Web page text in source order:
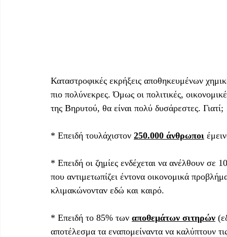
Καταστροφικές εκρήξεις αποθηκευμένων
πιο πολύνεκρες. Όμως οι πολιτικές,
της Βηρυτού, θα είναι πολύ δυσάρεστες. Γιατί;
* Επειδή τουλάχιστον 250.000 άνθρωποι
* Επειδή οι ζημίες ενδέχεται να ανέλθουν
που αντιμετωπίζει έντονα οικονομικά
κλιμακώνονταν εδώ και καιρό.
* Επειδή το 85% των αποθεμάτων σιτηρών
αποτέλεσμα τα εναπομείναντα να καλύπτουν